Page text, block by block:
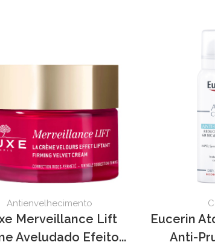
Antienvelhecimento
Merveillance Lift
Aveludado Efeito...
Eucerin
Anti-